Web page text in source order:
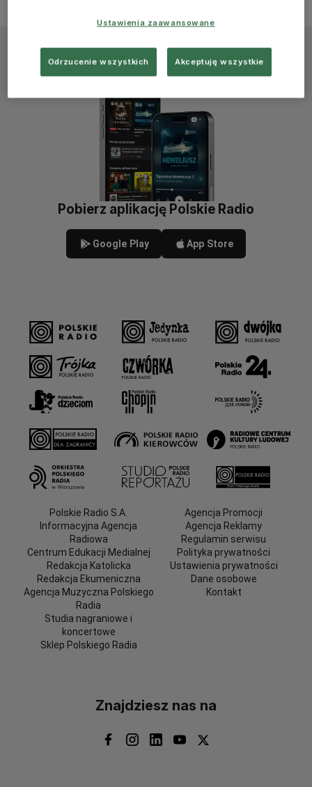
Pobierz aplikację Polskie Radio
Google Play App Store
Polskie Radio S.A.
Informacyjna Agencja
Radiowa
Centrum Edukacji Medialnej
Redakcja Katolicka
Redakcja Ekumeniczna
Agencja Muzyczna Polskiego
Radia
Studia nagraniowe i
koncertowe
Sklep Polskiego Radia
Agencja Promocji
Agencja Reklamy
Regulamin serwisu
Polityka prywatności
Ustawienia prywatności
Dane osobowe
Kontakt
Znajdziesz nas na
Ustawienia zaawansowane
Odrzucenie wszystkich Akceptuję wszystkie